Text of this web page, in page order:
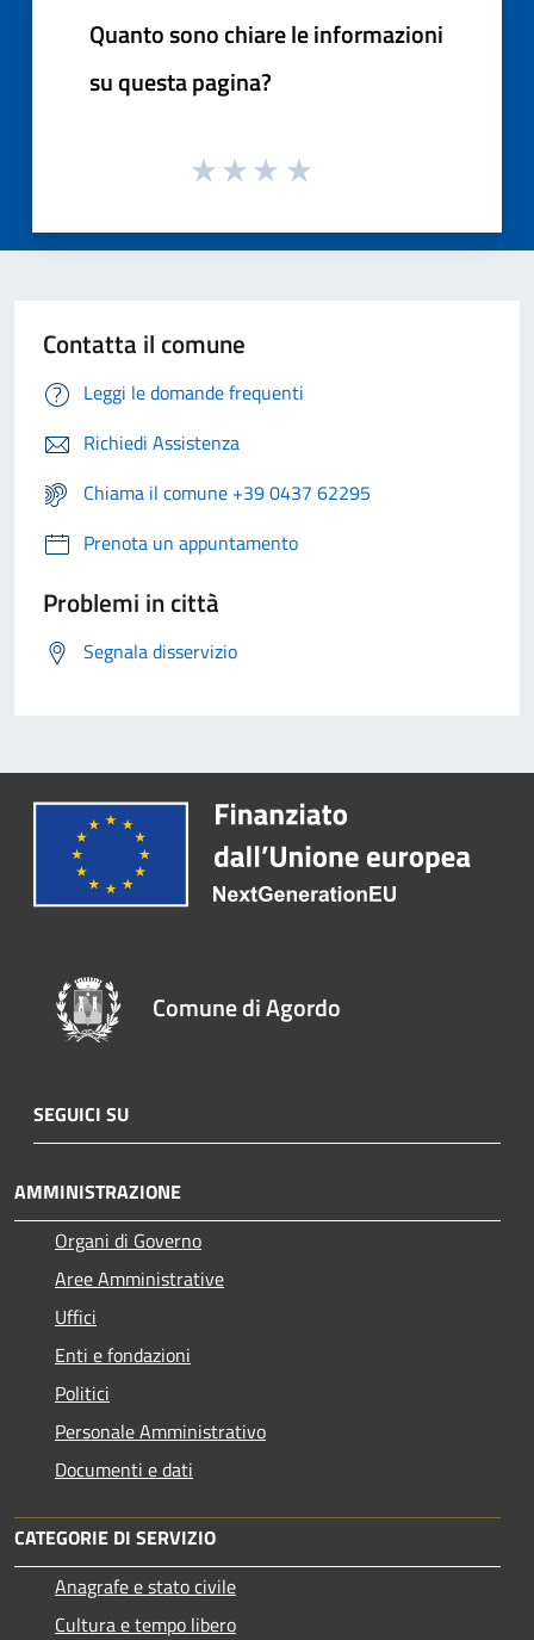
Quanto sono chiare le informazioni
su questa pagina?
Contatta il comune
Leggi le domande frequenti
Richiedi Assistenza
Chiama il comune +39 0437 62295
Prenota un appuntamento
Problemi in città
Segnala disservizio
Comune di Agordo
SEGUICI SU
AMMINISTRAZIONE
Organi di Governo
Aree Amministrative
Uffici
Enti e fondazioni
Politici
Personale Amministrativo
Documenti e dati
CATEGORIE DI SERVIZIO
Anagrafe e stato civile
Cultura e tempo libero